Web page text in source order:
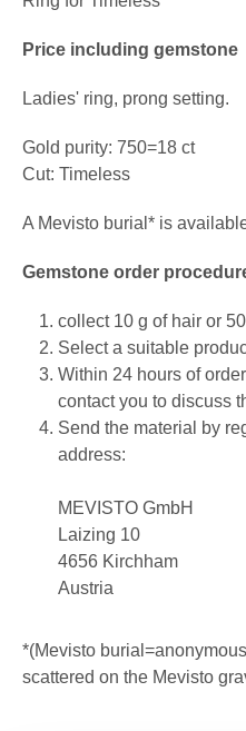
Price including gemstone
Ladies' ring, prong setting.
Gold purity: 750=18 ct
Cut: Timeless
A Mevisto burial* is
Gemstone order
collect 10 g of hair or
Select a suitable
Within 24 hours of
contact you to discuss
Send the material by
address:
MEVISTO GmbH
Laizing 10
4656 Kirchham
Austria
*(Mevisto
scattered on the Mevisto